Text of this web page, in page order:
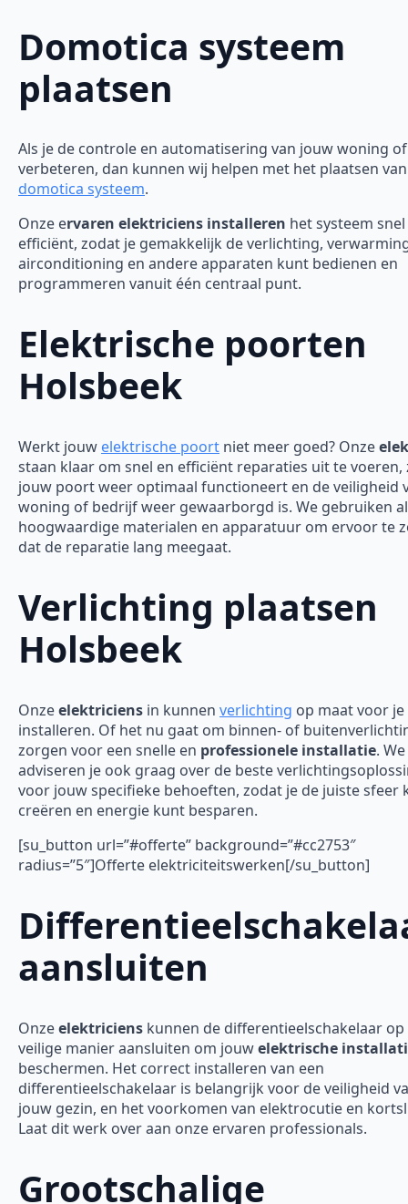
Domotica systeem
plaatsen
Als je de controle en automatisering van jouw woning
verbeteren, dan kunnen wij helpen met het plaatsen
domotica systeem.
Onze ervaren elektriciens installeren het systeem
efficiënt, zodat je gemakkelijk de verlichting,
airconditioning en andere apparaten kunt bedienen en
programmeren vanuit één centraal punt.
Elektrische poorten
Holsbeek
Werkt jouw elektrische poort niet meer goed? Onze
staan klaar om snel en efficiënt reparaties uit te voeren,
jouw poort weer optimaal functioneert en de veiligheid
woning of bedrijf weer gewaarborgd is. We gebruiken
hoogwaardige materialen en apparatuur om ervoor te
dat de reparatie lang meegaat.
Verlichting plaatsen
Holsbeek
Onzeelektriciens in kunnen verlichting op maat voor je
installeren. Of het nu gaat om binnen- of
zorgen voor een snelle en professionele installatie. We
adviseren je ook graag over de beste
voor jouw specifieke behoeften, zodat je de juiste sfeer
creëren en energie kunt besparen.
[su_button url=”#offerte” background=”#cc2753″
radius=”5″]Offerte elektriciteitswerken[/su_button]
aansluiten
Onzeelektriciens kunnen de differentieelschakelaar op
veilige manier aansluiten om jouwelektrische
beschermen. Het correct installeren van een
differentieelschakelaar is belangrijk voor de veiligheid
jouw gezin, en het voorkomen van elektrocutie en
Laat dit werk over aan onze ervaren professionals.
Grootschalige